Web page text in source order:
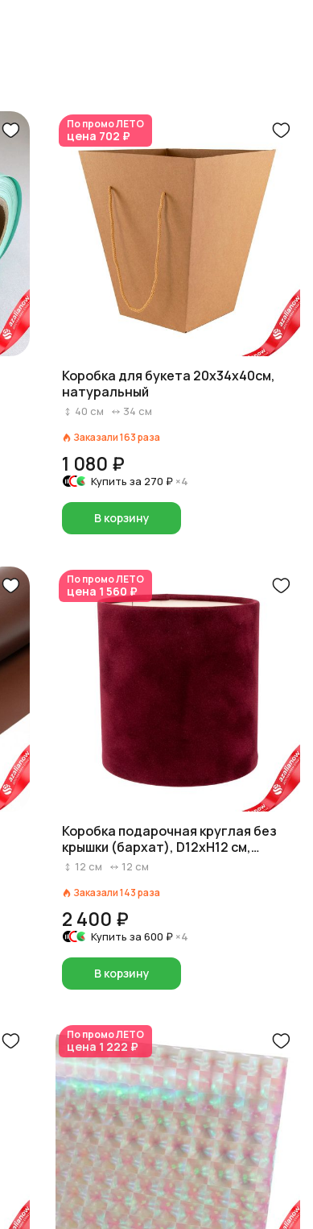
По промоЛЕТО
цена 702 ₽
Коробка для букета 20х34х40см,
натуральный
40 см 34 см
Заказали163раза
1 080 ₽
Купить за 270 ₽ ×4
В корзину
По промоЛЕТО
цена 1 560 ₽
Коробка подарочная круглая без
крышки (бархат), D12xH12 см,
винный
12 см 12 см
Заказали143раза
2 400 ₽
Купить за 600 ₽ ×4
В корзину
По промоЛЕТО
цена 1 222 ₽